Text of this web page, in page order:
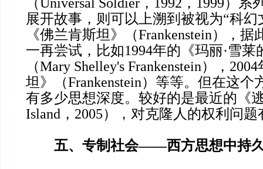
展开故事，则可以上溯到被视为“科幻
《佛兰肯斯坦》（Frankenstein），
一再尝试，比如1994年的《玛丽·雪莱
（Mary Shelley's Frankenstein），
坦》（Frankenstein）等等。但在这个
有多少思想深度。较好的是最近的《
Island，2005），对克隆人的权利问
五、专制社会——西方思想中持